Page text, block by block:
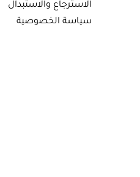
الاسترجاع والاستبدال
سياسة الخصوصية